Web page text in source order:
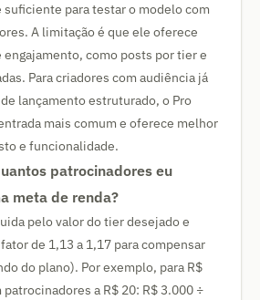
suficiente para testar o modelo com
A limitação é que ele oferece
engajamento, como posts por tier e
Para criadores com audiência já
lançamento estruturado, o Pro
mais comum e oferece melhor
e funcionalidade.
patrocinadores eu
meta de renda?
pelo valor do tier desejado e
de 1,13 a 1,17 para compensar
do plano). Por exemplo, para R$
a R$ 20: R$ 3.000 ÷